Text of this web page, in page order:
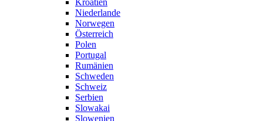
Kroatien
Niederlande
Norwegen
Österreich
Polen
Portugal
Rumänien
Schweden
Schweiz
Serbien
Slowakai
Slowenien